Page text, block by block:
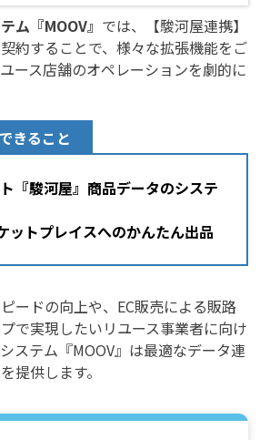
ム『MOOV』 では、【駿河屋連携】
約することで、様々な拡張機能をご
ース店舗のオペレーションを劇的に
きること
『駿河屋』商品データのシステ
ットプレイスへのかんたん出品
ードの向上や、EC販売による販路
で実現したいリユース事業者に向け
ステム『MOOV』は最適なデータ連
提供します。